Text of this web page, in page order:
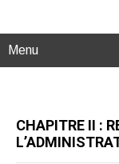
Menu
CHAPITRE II :